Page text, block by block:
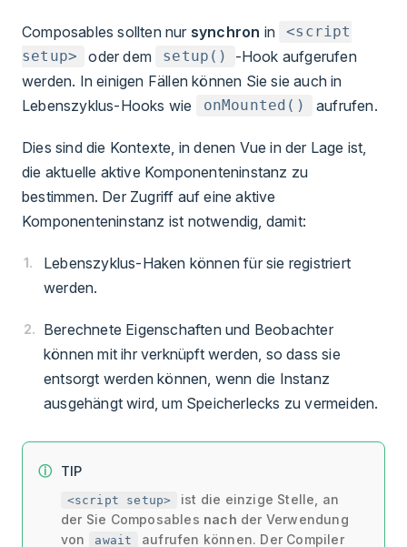
Composables sollten nur synchron in
<script
setup>
oder dem setup()
-Hook aufgerufen
werden. In einigen Fällen können Sie sie auch in
Lebenszyklus-Hooks wie
onMounted() aufrufen.
Dies sind die Kontexte, in denen Vue in der Lage ist,
die aktuelle aktive Komponenteninstanz zu
bestimmen. Der Zugriff auf eine aktive
Komponenteninstanz ist notwendig, damit:
Lebenszyklus-Haken können für sie registriert
werden.
Berechnete Eigenschaften und Beobachter
können mit ihr verknüpft werden, so dass sie
entsorgt werden können, wenn die Instanz
ausgehängt wird, um Speicherlecks zu vermeiden.
TIP
<script setup>
ist die einzige Stelle, an
der Sie Composables nach der Verwendung
von
await aufrufen können. Der Compiler